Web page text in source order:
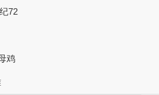
72
鸡